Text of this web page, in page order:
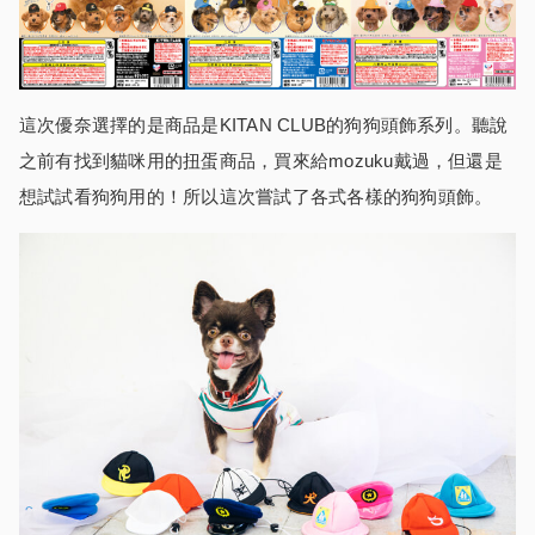
這次優奈選擇的是商品是KITAN CLUB的狗狗頭飾系列。聽說
之前有找到貓咪用的扭蛋商品，買來給mozuku戴過，但還是
想試試看狗狗用的！所以這次嘗試了各式各樣的狗狗頭飾。